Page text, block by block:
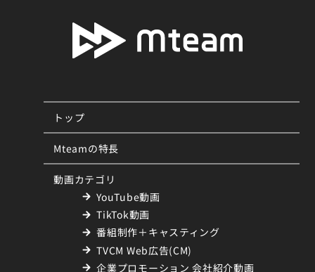
トップ
Mteamの特長
動画カテゴリ
YouTube動画
TikTok動画
番組制作＋キャスティング
TVCM Web広告(CM)
企業プロモーション 会社紹介動画